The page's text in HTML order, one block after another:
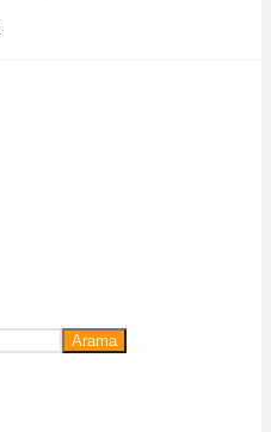
Arama